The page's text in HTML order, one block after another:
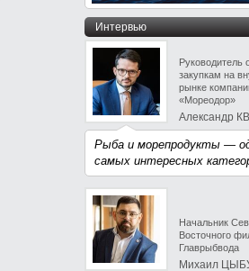
Интервью
Руководитель
закупкам на
рынке
«Мореодор»
Александр
Рыба и морепродукты —
самых интересных
Начальник
Восточного
Главрыбвода
Михаил